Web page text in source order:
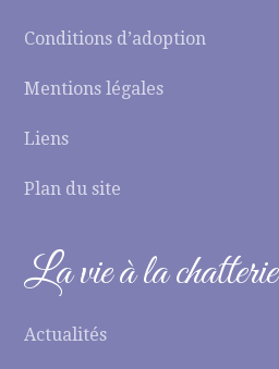
Conditions d’adoption
Mentions légales
Liens
Plan du site
La vie à la chatterie
Actualités